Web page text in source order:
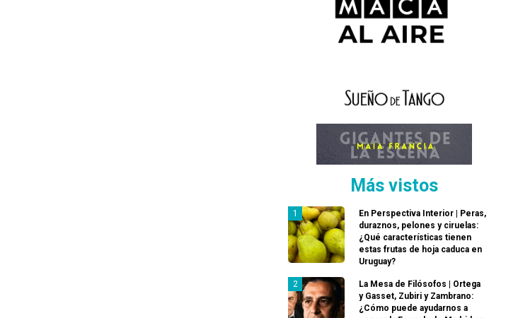
Más vistos
En Perspectiva Interior | Peras,
duraznos, pelones y ciruelas:
¿Qué características tienen
estas frutas de hoja caduca en
Uruguay?
La Mesa de Filósofos | Ortega
y Gasset, Zubiri y Zambrano:
¿Cómo puede ayudarnos a